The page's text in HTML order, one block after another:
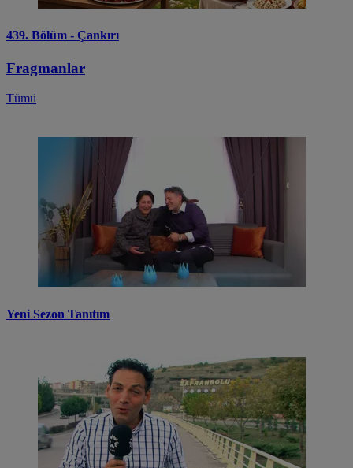
439. Bölüm - Çankırı
Fragmanlar
Tümü
Yeni Sezon Tanıtım